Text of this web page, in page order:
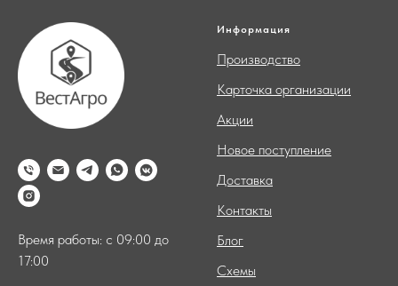
Время работы: с 09:00 до
17:00
Информация
Производство
Карточка организации
Акции
Новое поступление
Доставка
Контакты
Блог
Схемы